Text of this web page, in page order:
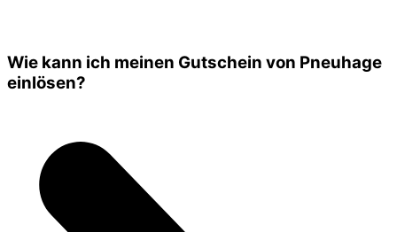
Wie kann ich meinen Gutschein von Pneuhage
einlösen?